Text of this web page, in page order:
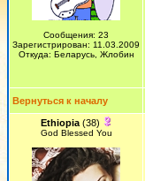
Сообщения: 23
Зарегистрирован: 11.03.2009
Откуда: Беларусь, Жлобин
Вернуться к началу
Ethiopia(38)
God Blessed You